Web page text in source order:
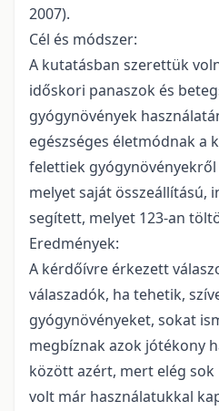
2007).
Cél és módszer:
A kutatásban szerettük
időskori panaszok és
gyógynövények
egészséges életmódnak a
felettiek gyógynövényekről
melyet saját összeállítású,
segített, melyet 123-an
Eredmények:
A kérdőívre érkezett
válaszadók, ha tehetik,
gyógynövényeket, sokat
megbíznak azok jótékony
között azért, mert elég
volt már használatukkal